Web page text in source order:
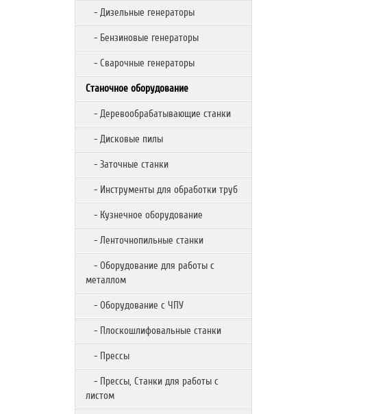
- Дизельные генераторы
- Бензиновые генераторы
- Сварочные генераторы
Станочное оборудование
- Деревообрабатывающие станки
- Дисковые пилы
- Заточные станки
- Инструменты для обработки труб
- Кузнечное оборудование
- Ленточнопильные станки
- Оборудование для работы с
металлом
- Оборудование с ЧПУ
- Плоскошлифовальные станки
- Прессы
- Прессы, Станки для работы с
листом